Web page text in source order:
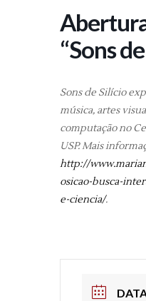
“Sons
Sons de Silício
música, artes
computação no
USP. Mais
http://
osicao-busca-
e-ciencia/.